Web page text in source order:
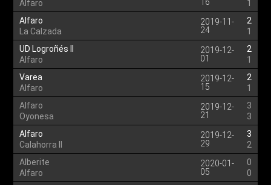
Alfaro
1
Alfaro
La Calzada
2019-11-
24
2
1
UD Logroñés II
Alfaro
2019-12-
01
2
1
Varea
Alfaro
2019-12-
15
2
1
Alfaro
Oyonesa
2019-12-
21
3
3
Alfaro
Calahorra II
2019-12-
29
3
2
Alberite
Alfaro
2020-01-
05
0
0